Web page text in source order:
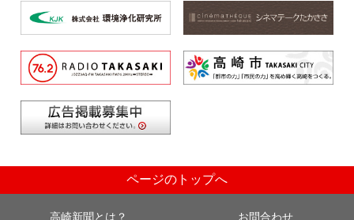
ページのトップへ
高崎新聞とは？ お問合わせ